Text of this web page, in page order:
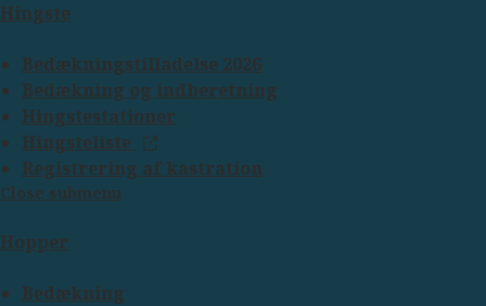
Hingste
Bedækningstilladelse 2026
Bedækning og indberetning
Hingstestationer
Hingsteliste
Registrering af kastration
Close submenu
Hopper
Bedækning